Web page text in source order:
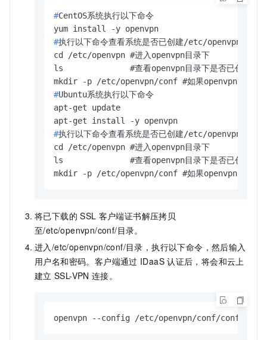
#CentOS系统执行以下命令
#执行以下命令查看系统是否已创建/etc/openvpn/
cd /etc/openvpn #进入openvpn目录下
ls              #查看openvpn目录下是否已创建
#Ubuntu系统执行以下命令
apt-get update
#执行以下命令查看系统是否已创建/etc/openvpn/
cd /etc/openvpn #进入openvpn目录下
ls              #查看openvpn目录下是否已创建
mkdir -p /etc/openvpn/conf #如果openvpn目录下
将已下载的 SSL 客户端证书解压拷贝
至/etc/openvpn/conf/目录。
进入/etc/openvpn/conf/目录，执行以下命令，然后输入
用户名和密码。客户端通过 IDaaS 认证后，将会和云上
建立 SSL-VPN 连接。
openvpn --config /etc/openvpn/conf/